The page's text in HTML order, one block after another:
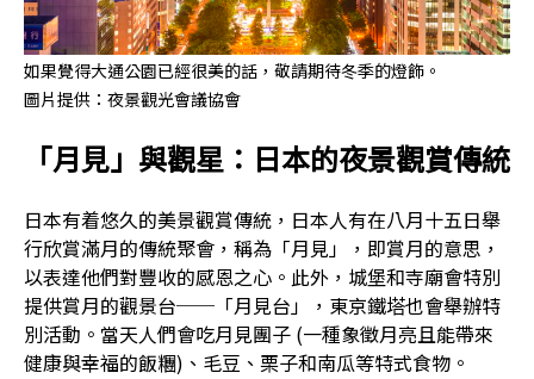
如果覺得大通公園已經很美的話，敬請期待冬季的燈飾。
圖片提供：夜景觀光會議協會
「月見」與觀星：日本的夜景觀賞傳統
日本有着悠久的美景觀賞傳統，日本人有在八月十五日舉
行欣賞滿月的傳統聚會，稱為「月見」，即賞月的意思，
以表達他們對豐收的感恩之心。此外，城堡和寺廟會特別
提供賞月的觀景台──「月見台」，東京鐵塔也會舉辦特
別活動。當天人們會吃月見團子 (一種象徵月亮且能帶來
健康與幸福的飯糰)、毛豆、栗子和南瓜等特式食物。